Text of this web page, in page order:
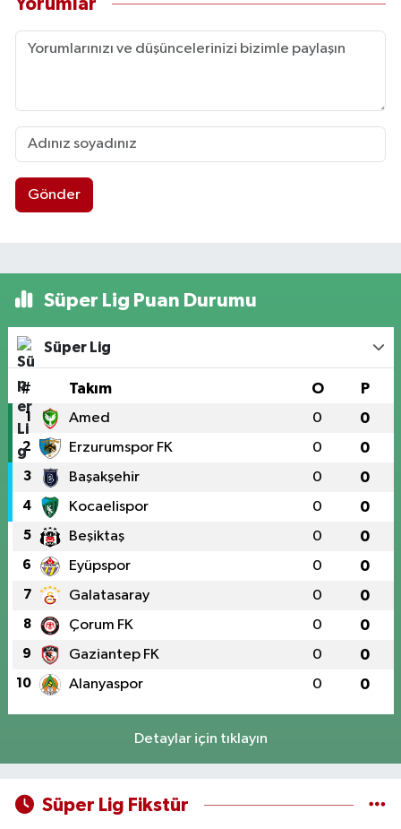
Yorumlar
Gönder
Süper Lig Puan Durumu
Süper Lig
# Takım O P
1 Amed 0 0
2 Erzurumspor FK 0 0
3 Başakşehir 0 0
4 Kocaelispor 0 0
5 Beşiktaş 0 0
6 Eyüpspor 0 0
7 Galatasaray 0 0
8 Çorum FK 0 0
9 Gaziantep FK 0 0
10 Alanyaspor 0 0
Detaylar için tıklayın
Süper Lig Fikstür